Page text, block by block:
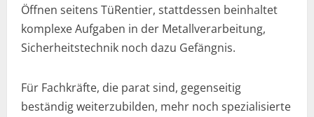
Öffnen seitens TüRentier, stattdessen beinhaltet
komplexe Aufgaben in der Metallverarbeitung,
Sicherheitstechnik noch dazu Gefängnis.
Für Fachkräfte, die parat sind, gegenseitig
beständig weiterzubilden, mehr noch spezialisierte